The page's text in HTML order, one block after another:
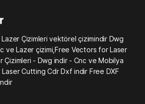
Lazer Çizimleri vektörel çizimindir Dwg
ve Lazer çizimi,Free Vectors for Laser
Çizimleri - Dwg indir - Cnc ve Mobilya
Cutting Cdr Dxf indir Free DXF